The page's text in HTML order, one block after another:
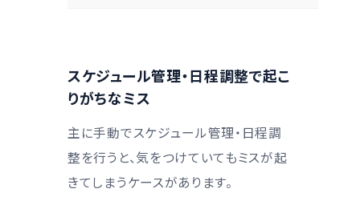
スケジュール管理・日程調整で起こ
りがちなミス
主に手動でスケジュール管理・日程調
整を行うと、気をつけていてもミスが起
きてしまうケースがあります。